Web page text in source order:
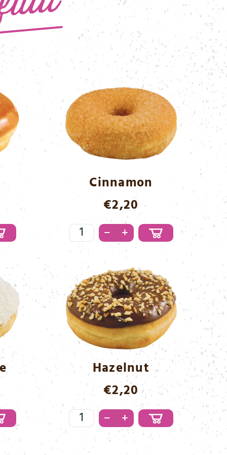
Cinnamon
€2,20
Cinnamon
Menge
– +
Hazelnut
€2,20
Hazelnut
Menge
– +